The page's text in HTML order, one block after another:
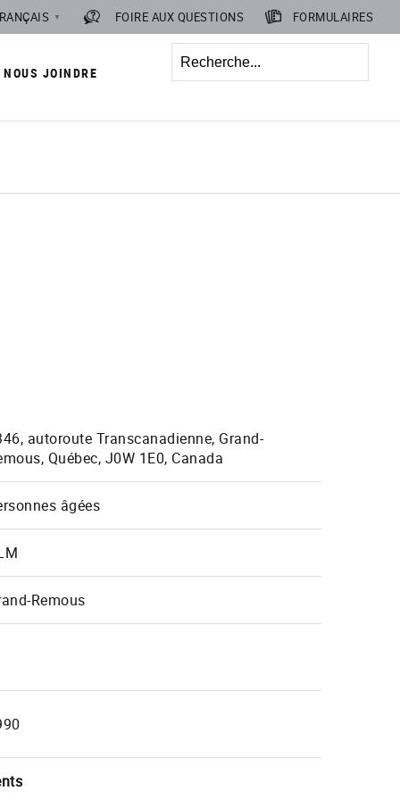
FOIRE AUX QUESTIONS FORMULAIRES
▼
Recherche
NOUS JOINDRE
autoroute Transcanadienne, Grand-
Québec, J0W 1E0, Canada
âgées
Remous